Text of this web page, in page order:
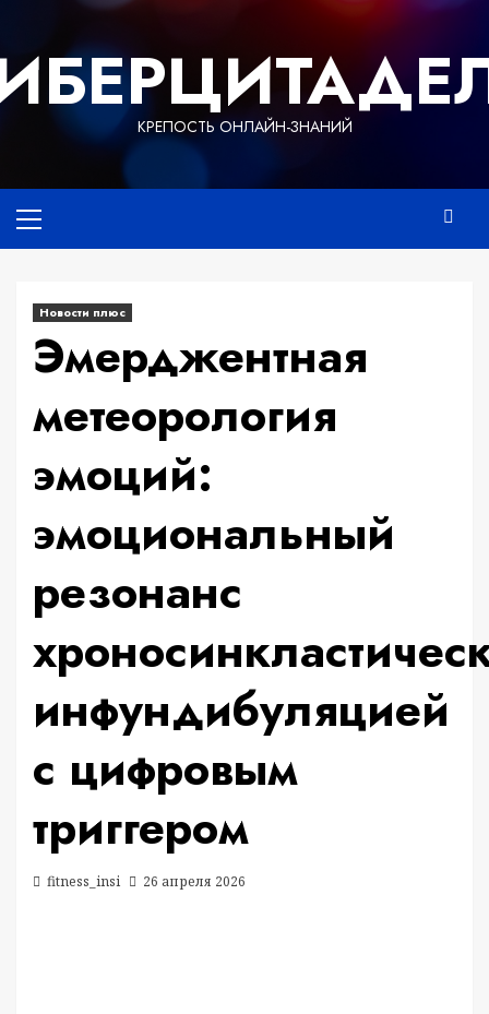
содержимому
КРЕПОСТЬ ОНЛАЙН-ЗНАНИЙ
меню
Новости плюс
Эмерджентная
метеорология
эмоций:
эмоциональный
резонанс
инфундибуляцией
с цифровым
триггером
fitness_insi 26 апреля 2026